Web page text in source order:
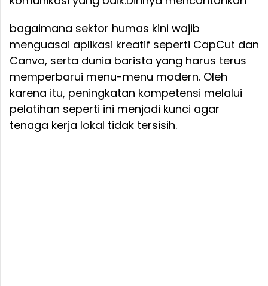
bagaimana sektor humas kini wajib
menguasai aplikasi kreatif seperti CapCut dan
Canva, serta dunia barista yang harus terus
memperbarui menu-menu modern. Oleh
karena itu, peningkatan kompetensi melalui
pelatihan seperti ini menjadi kunci agar
tenaga kerja lokal tidak tersisih.